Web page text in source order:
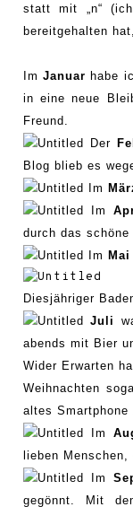
statt mit „n“
bereitgehalten
Im Januar habe
in eine neue
Freund.
Der
Blog blieb es
Im
Im
durch das schöne
Im Mai
Diesjähriger
Juli
abends mit Bier
Wider Erwarten
Weihnachten
altes Smartphone
Im
lieben Menschen,
Im
gegönnt Mit